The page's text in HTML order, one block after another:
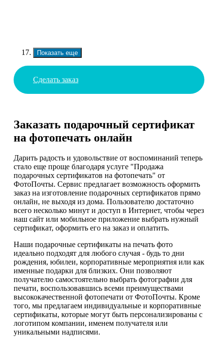
Показать еще
Сделать заказ
Заказать подарочный сертификат
на фотопечать онлайн
Дарить радость и удовольствие от воспоминаний теперь
стало еще проще благодаря услуге "Продажа
подарочных сертификатов на фотопечать" от
ФотоПочты. Сервис предлагает возможность оформить
заказ на изготовление подарочных сертификатов прямо
онлайн, не выходя из дома. Пользователю достаточно
всего несколько минут и доступ в Интернет, чтобы через
наш сайт или мобильное приложение выбрать нужный
сертификат, оформить его на заказ и оплатить.
Наши подарочные сертификаты на печать фото
идеально подходят для любого случая - будь то дни
рождения, юбилеи, корпоративные мероприятия или как
именные подарки для близких. Они позволяют
получателю самостоятельно выбрать фотографии для
печати, воспользовавшись всеми преимуществами
высококачественной фотопечати от ФотоПочты. Кроме
того, мы предлагаем индивидуальные и корпоративные
сертификаты, которые могут быть персонализированы с
логотипом компании, именем получателя или
уникальными надписями.